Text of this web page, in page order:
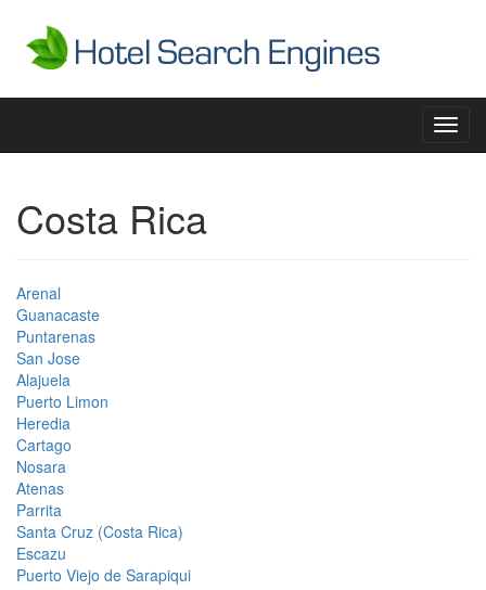
Costa Rica
Arenal
Guanacaste
Puntarenas
San Jose
Alajuela
Puerto Limon
Heredia
Cartago
Nosara
Atenas
Parrita
Santa Cruz (Costa Rica)
Escazu
Puerto Viejo de Sarapiqui